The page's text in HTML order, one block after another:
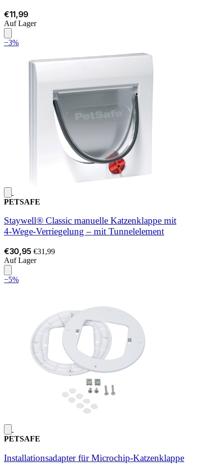
€11,99
Auf Lager
−3%
PETSAFE
Staywell® Classic manuelle Katzenklappe mit
4‑Wege‑Verriegelung – mit Tunnelelement
€30,95 €31,99
Auf Lager
−5%
PETSAFE
Installationsadapter für Microchip-Katzenklappe